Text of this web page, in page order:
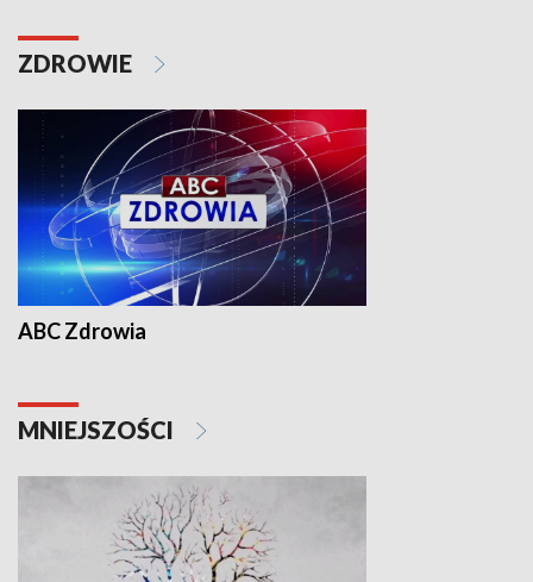
ZDROWIE
ABC Zdrowia
MNIEJSZOŚCI